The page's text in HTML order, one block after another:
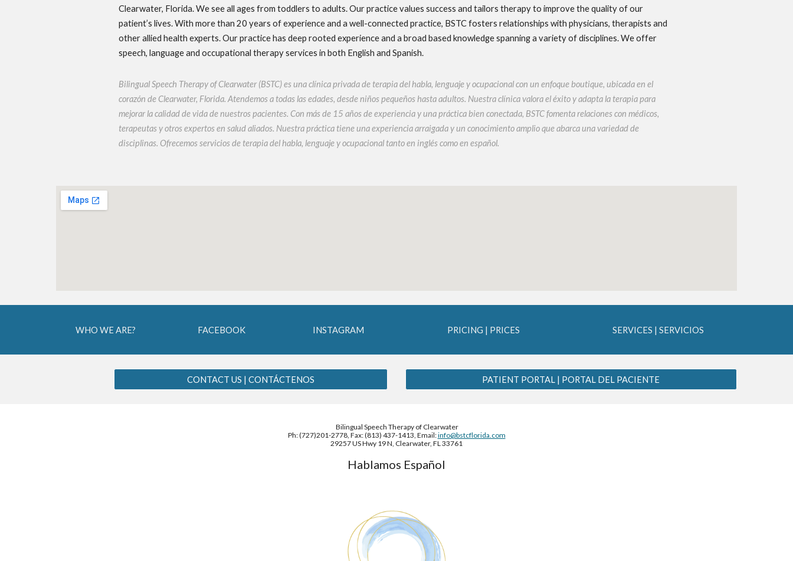
Clearwater, Florida. We see all ages from toddlers to adults. Our practice values success and tailors therapy to improve the quality of our
patient’s lives. With more than 20 years of experience and a well-connected practice, BSTC fosters relationships with physicians, therapists and
other allied health experts. Our practice has deep rooted experience and a broad based knowledge spanning a variety of disciplines. We offer
speech, language and occupational therapy services in both English and Spanish.
Bilingual Speech Therapy of Clearwater (BSTC) es una clínica privada de terapia del habla, lenguaje y ocupacional con un enfoque boutique, ubicada en el
corazón de Clearwater, Florida. Atendemos a todas las edades, desde niños pequeños hasta adultos. Nuestra clínica valora el éxito y adapta la terapia para
mejorar la calidad de vida de nuestros pacientes. Con más de 15 años de experiencia y una práctica bien conectada, BSTC fomenta relaciones con médicos,
terapeutas y otros expertos en salud aliados. Nuestra práctica tiene una experiencia arraigada y un conocimiento amplio que abarca una variedad de
disciplinas. Ofrecemos servicios de terapia del habla, lenguaje y ocupacional tanto en inglés como en español.
WHO WE ARE? FACEBOOK INSTAGRAM PRICING | PRICES SERVICES | SERVICIOS
CONTACT US | CONTÁCTENOS PATIENT PORTAL | PORTAL DEL PACIENTE
Bilingual Speech Therapy of Clearwater
Ph: (727)201-2778, Fax: (813) 437-1413, Email:info@bstcflorida.com
29257 US Hwy 19 N, Clearwater, FL 33761
Hablamos Español